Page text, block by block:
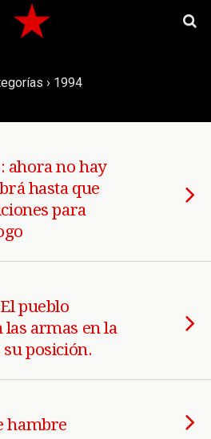
› 1994
ahora no hay
hasta que
para
pueblo
armas en la
su posición.
hambre